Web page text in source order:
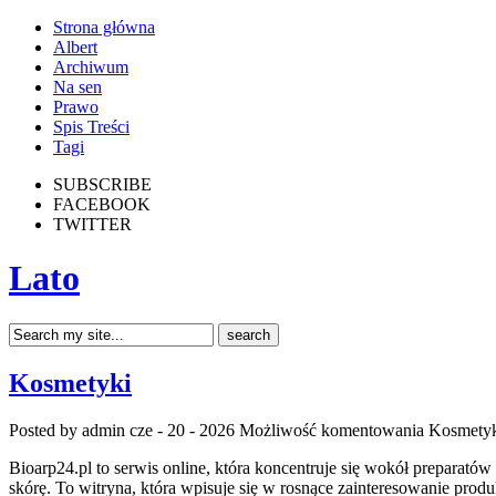
Strona główna
Albert
Archiwum
Na sen
Prawo
Spis Treści
Tagi
SUBSCRIBE
FACEBOOK
TWITTER
Lato
Kosmetyki
Posted by admin cze - 20 - 2026 Możliwość komentowania
Bioarp24.pl to serwis online, która koncentruje się wokół
skórę. To witryna, która wpisuje się w rosnące zainteresowanie